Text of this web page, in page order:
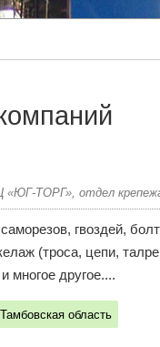
«ЮГ-ТОРГ», отдел
гвоздей,
(троса, цепи,
многое другое....
Тамбовская область